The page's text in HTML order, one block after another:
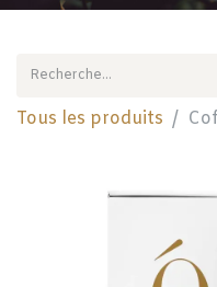
Tous les produits